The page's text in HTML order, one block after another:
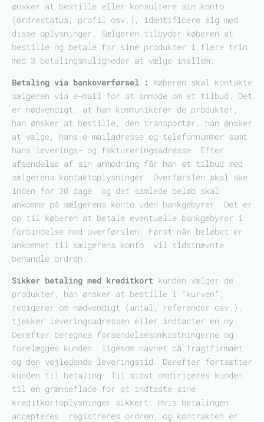
ønsker at bestille eller konsultere sin konto
(ordrestatus, profil osv.), identificere sig med
disse oplysninger. Sælgeren tilbyder køberen at
bestille og betale for sine produkter i flere trin
med 3 betalingsmuligheder at vælge imellem:
Betaling via bankoverførsel : Køberen skal kontakte
sælgeren via e-mail for at anmode om et tilbud. Det
er nødvendigt, at han kommunikerer de produkter,
han ønsker at bestille, den transportør, han ønsker
at vælge, hans e-mailadresse og telefonnummer samt
hans leverings- og faktureringsadresse. Efter
afsendelse af sin anmodning får han et tilbud med
sælgerens kontaktoplysninger. Overførslen skal ske
inden for 30 dage, og det samlede beløb skal
ankomme på sælgerens konto uden bankgebyrer. Det er
op til køberen at betale eventuelle bankgebyrer i
forbindelse med overførslen. Først når beløbet er
ankommet til sælgerens konto, vil sidstnævnte
behandle ordren.
Sikker betaling med kreditkort kunden vælger de
produkter, han ønsker at bestille i “kurven”,
redigerer om nødvendigt (antal, referencer osv.),
tjekker leveringsadressen eller indtaster en ny.
Derefter beregnes forsendelsesomkostningerne og
forelægges kunden, ligesom navnet på fragtfirmaet
og den vejledende leveringstid. Derefter fortsætter
kunden til betaling. Til sidst omdirigeres kunden
til en grænseflade for at indtaste sine
kreditkortoplysninger sikkert. Hvis betalingen
accepteres, registreres ordren, og kontrakten er